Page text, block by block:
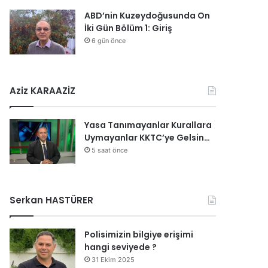
ABD’nin Kuzeydoğusunda On
İki Gün Bölüm 1: Giriş
6 gün önce
Aziz KARAAZİZ
Yasa Tanımayanlar Kurallara
Uymayanlar KKTC’ye Gelsin…
5 saat önce
Serkan HASTÜRER
Polisimizin bilgiye erişimi
hangi seviyede ?
31 Ekim 2025